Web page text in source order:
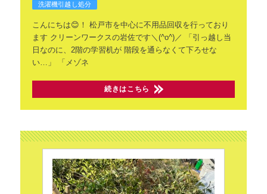
洗濯機引越し処分
こんにちは😊！ 松戸市を中心に不用品回収を行っており
ます クリーンワークスの岩佐です＼(^o^)／
「引っ越し当
日なのに、2階の学習机が階段を通らなくて下ろせな
い…」
「メゾネ
続きはこちら